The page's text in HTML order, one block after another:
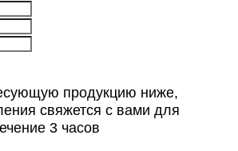
продукцию ниже,
свяжется с вами для
3 часов